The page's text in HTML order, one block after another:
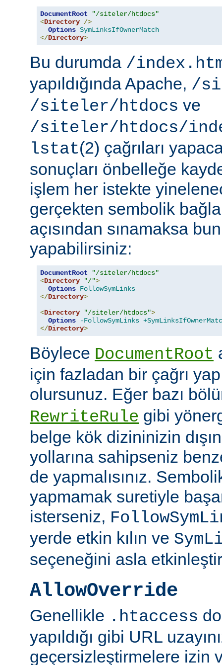
DocumentRoot
"/siteler/htdocs"
<Directory />
Options SymLinksIfOwnerMatch
</Directory>
Bu durumda /
yapıldığında Apache, /
/siteler/htdocs ve
/siteler/htdocs/
lstat(2) çağrıları
sonuçları önbelleğe
işlem her istekte
gerçekten sembolik
açısından sınamaksa
yapabilirsiniz:
DocumentRoot
"/siteler/htdocs"
<Directory "/">
Options FollowSymLinks
</Directory>
<Directory "/siteler/htdocs">
Options
-FollowSymLinks
</Directory>
Böylece DocumentRoot
için fazladan bir çağrı
olursunuz. Eğer bazı
RewriteRule gibi
belge kök dizininizin
yollarına sahipseniz
de yapmalısınız.
yapmamak suretiyle
isterseniz,
yerde etkin kılın ve
seçeneğini asla
AllowOverride
Genellikle .htaccess
yapıldığı gibi URL
geçersizleştirmelere izin